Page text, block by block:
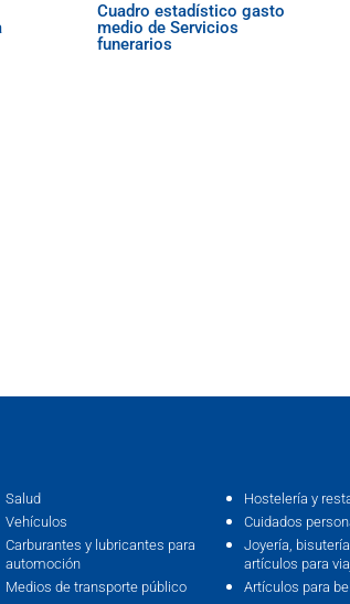
Cuadro estadístico gasto
medio de Servicios
funerarios
Salud
Vehículos
Carburantes y lubricantes para
automoción
Medios de transporte público
Hostelería y
Cuidados
Joyería,
artículos para
Artículos para